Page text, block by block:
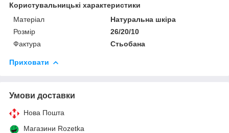
Користувальницькі характеристики
Матеріал
Натуральна шкіра
Розмір
26/20/10
Фактура
Стьобана
Приховати
Умови доставки
Нова Пошта
Магазини Rozetka